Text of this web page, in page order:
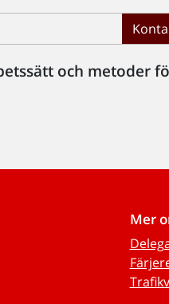
och metoder
Mer